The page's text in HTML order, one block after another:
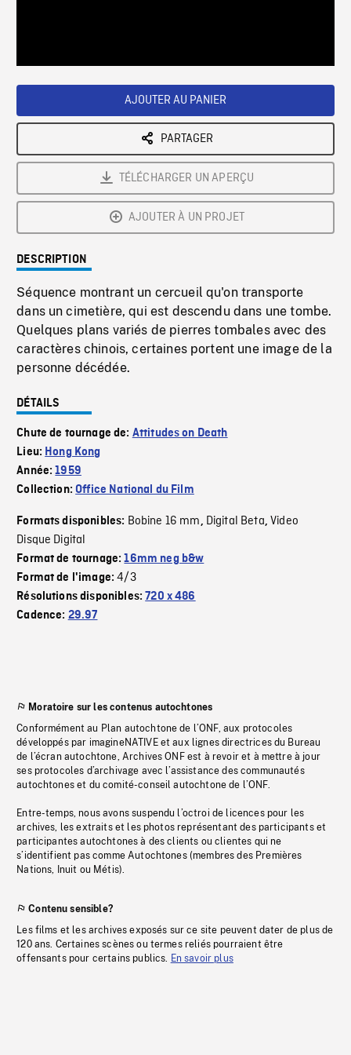
AJOUTER AU PANIER
PARTAGER
TÉLÉCHARGER UN APERÇU
AJOUTER À UN PROJET
DESCRIPTION
Séquence montrant un cercueil qu'on transporte
dans un cimetière, qui est descendu dans une tombe.
Quelques plans variés de pierres tombales avec des
caractères chinois, certaines portent une image de la
personne décédée.
DÉTAILS
Chute de tournage de: Attitudes on Death
Lieu: Hong Kong
Année:1959
Collection:Office National du Film
Formats disponibles: Bobine 16 mm, Digital Beta,Video
Disque Digital
Format de tournage:16mm neg b&w
Format de l'image:4/3
Résolutions disponibles:720 x 486
Cadence: 29.97
Moratoire sur les contenus autochtones
Conformément au Plan autochtone de l’ONF, aux protocoles
développés par imagineNATIVE et aux lignes directrices du Bureau
de l’écran autochtone, Archives ONF est à revoir et à mettre à jour
ses protocoles d’archivage avec l’assistance des communautés
autochtones et du comité-conseil autochtone de l’ONF.
Entre-temps, nous avons suspendu l’octroi de licences pour les
archives, les extraits et les photos représentant des participants et
participantes autochtones à des clients ou clientes qui ne
s’identifient pas comme Autochtones (membres des Premières
Nations, Inuit ou Métis).
Contenu sensible?
Les films et les archives exposés sur ce site peuvent dater de plus de
120 ans. Certaines scènes ou termes reliés pourraient être
offensants pour certains publics. En savoir plus